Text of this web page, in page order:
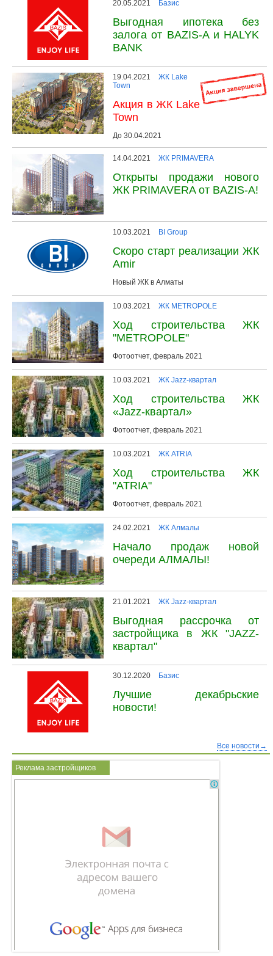
20.05.2021
Базис
Выгодная ипотека без
залога от BAZIS-A и HALYK
BANK
19.04.2021
ЖК Lake
Town
Акция в ЖК Lake
Town
До 30.04.2021
14.04.2021 ЖК PRIMAVERA
Открыты продажи нового
ЖК PRIMAVERA от BAZIS-A!
10.03.2021 BI Group
Скоро старт реализации ЖК
Amir
Новый ЖК в Алматы
10.03.2021 ЖК METROPOLE
Ход строительства ЖК
"METROPOLE"
Фотоотчет, февраль 2021
10.03.2021 ЖК Jazz-квартал
Ход строительства ЖК
«Jazz-квартал»
Фотоотчет, февраль 2021
10.03.2021 ЖК ATRIA
Ход строительства ЖК
"ATRIA"
Фотоотчет, февраль 2021
24.02.2021 ЖК Алмалы
Начало продаж новой
очереди АЛМАЛЫ!
21.01.2021 ЖК Jazz-квартал
Выгодная рассрочка от
застройщика в ЖК "JAZZ-
квартал"
30.12.2020 Базис
Лучшие декабрьские
новости!
Все новости→
Реклама застройщиков